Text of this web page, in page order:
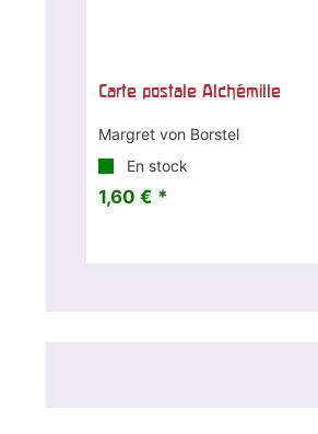
Carte postale Alchémille
Margret von Borstel
En stock
1,60 € *